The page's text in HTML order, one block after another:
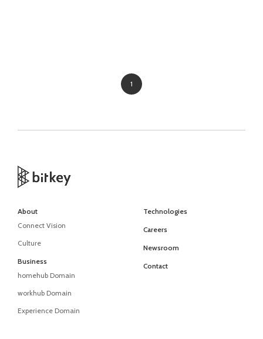
1
About
Connect Vision
Culture
Business
homehub Domain
workhub Domain
Experience Domain
Technologies
Careers
Newsroom
Contact